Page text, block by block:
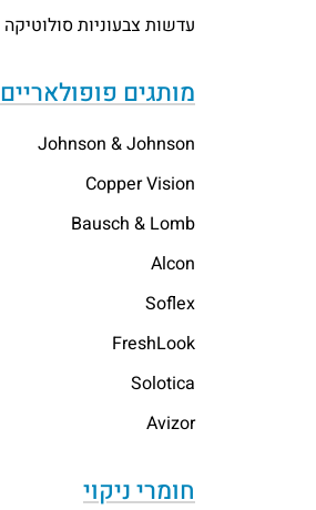
עדשות צבעוניות סולוטיקה
מותגים פופולאריים
Johnson & Johnson
Copper Vision
Bausch & Lomb
Alcon
Soflex
FreshLook
Solotica
Avizor
חומרי ניקוי